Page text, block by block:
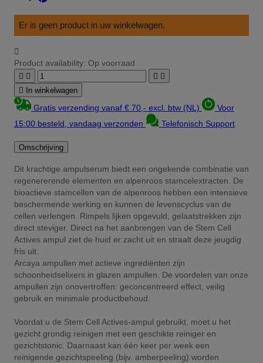
Er is geen product in uw winkelwagen.

Product availability: Op voorraad
   

In winkelwagen
Gratis verzending vanaf € 70,- excl. btw (NL)
Voor
15:00 besteld, vandaag verzonden
Telefonisch Support
Omschrijving
Dit krachtige ampulserum biedt een ongekende combinatie van
regenererende elementen en alpenroos stamcelextracten. De
bioactieve stamcellen van de alpenroos hebben een intensieve
beschermende werking en kunnen de levenscyclus van de
cellen verlengen. Rimpels lijken opgevuld, gelaatstrekken zijn
direct steviger. Direct na het aanbrengen van de Stem Cell
Actives ampul ziet de huid er zacht uit en straalt deze jeugdig
fris uit.
Arcaya ampullen met actieve ingrediënten zijn
schoonheidselixers in glazen ampullen. De voordelen van onze
ampullen zijn onovertroffen: geconcentreerd effect, veilig
gebruik en minimale productbehoud.
Voordat u de Stem Cell Actives-ampul gebruikt, moet u het
gezicht grondig reinigen met een geschikte reiniger en
gezichtstonic. Daarnaast kan één keer per week een
reinigende gezichtspeeling (bijv. amberpeeling) worden